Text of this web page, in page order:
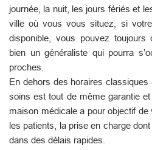
journée, la nuit, les jours fériés et
ville où vous vous situez, si
disponible, vous pouvez toujours
bien un généraliste qui pourra
proches.
En dehors des horaires
soins est tout de même garantie
maison médicale a pour objectif de
les patients, la prise en charge
dans des délais rapides.